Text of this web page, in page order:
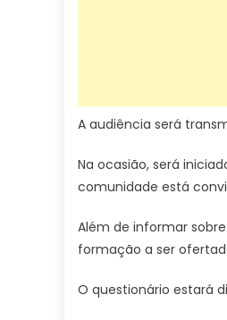
A audiência será
Na ocasião, será
comunidade está
Além de informar
formação a ser
O questionário estará